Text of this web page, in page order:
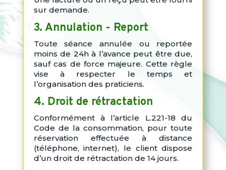
sur demande.
3. Annulation - Report
Toute séance annulée ou reportée
moins de 24h à l’avance peut être due,
sauf cas de force majeure. Cette règle
vise à respecter le temps et
l’organisation des praticiens.
4. Droit de rétractation
Conformément à l’article L.221-18 du
Code de la consommation, pour toute
réservation effectuée à distance
(téléphone, internet), le client dispose
d’un droit de rétractation de 14 jours.